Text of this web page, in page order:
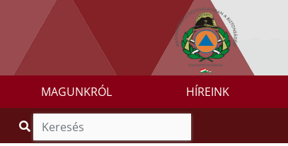
MAGUNKRÓL HÍREINK